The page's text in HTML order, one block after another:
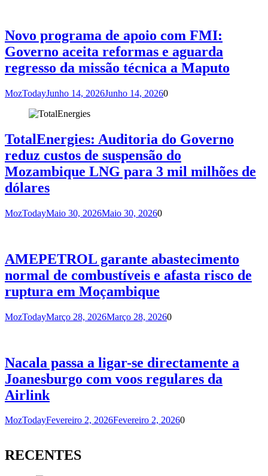
Novo programa de apoio com FMI:
Governo aceita reformas e aguarda
regresso da missão técnica a Maputo
MozTodayJunho 14, 2026Junho 14, 20260
TotalEnergies: Auditoria do Governo
reduz custos de suspensão do
Mozambique LNG para 3 mil milhões de
dólares
MozTodayMaio 30, 2026Maio 30, 20260
AMEPETROL garante abastecimento
normal de combustíveis e afasta risco de
ruptura em Moçambique
MozTodayMarço 28, 2026Março 28, 20260
Nacala passa a ligar-se directamente a
Joanesburgo com voos regulares da
Airlink
MozTodayFevereiro 2, 2026Fevereiro 2, 20260
RECENTES